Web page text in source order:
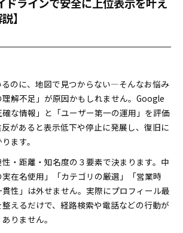
】
のに、地図で見つからない—そんなお悩み
解不足」が原因かもしれません。Google
な情報」と「ユーザー第一の運用」を評価
があると表示低下や停止に発展し、復旧に
ます。
・距離・知名度の３要素で決まります。中
在名使用」「カテゴリの厳選」「営業時
性」は外せません。実際にプロフィール最
えるだけで、経路検索や電話などの行動が
りません。